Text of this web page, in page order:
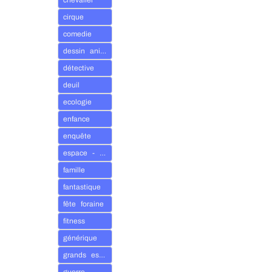
cirque
comedie
dessin animé
détective
deuil
ecologie
enfance
enquête
espace - univers
famille
fantastique
fête foraine
fitness
générique
grands espaces